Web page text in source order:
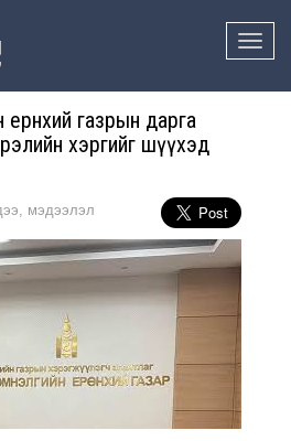
Toggle
газрын дарга
хэргийг шүүхэд
мэдээлэл